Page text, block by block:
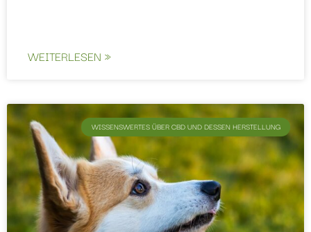
WEITERLESEN »
WISSENSWERTES ÜBER CBD UND DESSEN HERSTELLUNG